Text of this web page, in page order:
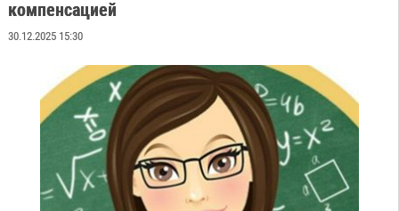
компенсацией
30.12.2025 15:30